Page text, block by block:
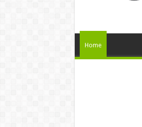
Home